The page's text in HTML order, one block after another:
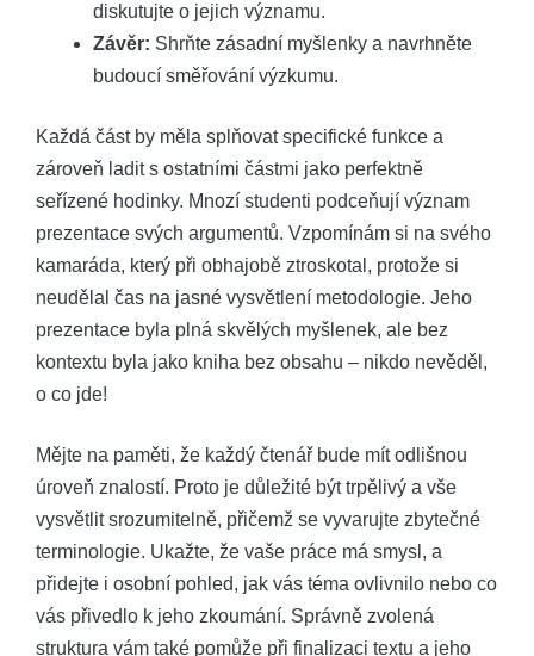
diskutujte o jejich významu.
Závěr: Shrňte zásadní myšlenky a navrhněte
budoucí směřování výzkumu.
Každá část by měla splňovat specifické funkce a
zároveň ladit s ostatními částmi jako perfektně
seřízené hodinky. Mnozí studenti podceňují význam
prezentace svých argumentů. Vzpomínám si na svého
kamaráda, který při obhajobě ztroskotal, protože si
neudělal čas na jasné vysvětlení metodologie. Jeho
prezentace byla plná skvělých myšlenek, ale bez
kontextu byla jako kniha bez obsahu – nikdo nevěděl,
o co jde!
Mějte na paměti, že každý čtenář bude mít odlišnou
úroveň znalostí. Proto je důležité být trpělivý a vše
vysvětlit srozumitelně, přičemž se vyvarujte zbytečné
terminologie. Ukažte, že vaše práce má smysl, a
přidejte i osobní pohled, jak vás téma ovlivnilo nebo co
vás přivedlo k jeho zkoumání. Správně zvolená
struktura vám také pomůže při finalizaci textu a jeho